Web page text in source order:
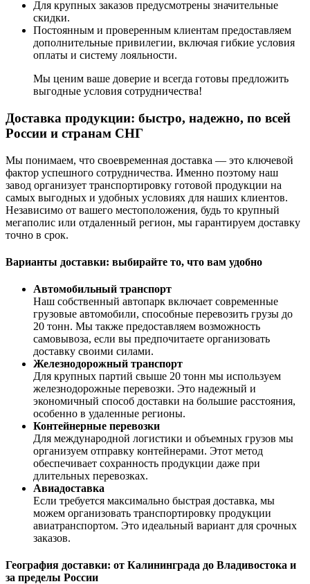
Для крупных заказов предусмотрены значительные
скидки.
Постоянным и проверенным клиентам предоставляем
дополнительные привилегии, включая гибкие условия
оплаты и систему лояльности.
Мы ценим ваше доверие и всегда готовы предложить
выгодные условия сотрудничества!
Доставка продукции: быстро, надежно, по всей
России и странам СНГ
Мы понимаем, что своевременная доставка — это ключевой
фактор успешного сотрудничества. Именно поэтому наш
завод организует транспортировку готовой продукции на
самых выгодных и удобных условиях для наших клиентов.
Независимо от вашего местоположения, будь то крупный
мегаполис или отдаленный регион, мы гарантируем доставку
точно в срок.
Варианты доставки: выбирайте то, что вам удобно
Автомобильный транспорт
Наш собственный автопарк включает современные
грузовые автомобили, способные перевозить грузы до
20 тонн. Мы также предоставляем возможность
самовывоза, если вы предпочитаете организовать
доставку своими силами.
Железнодорожный транспорт
Для крупных партий свыше 20 тонн мы используем
железнодорожные перевозки. Это надежный и
экономичный способ доставки на большие расстояния,
особенно в удаленные регионы.
Контейнерные перевозки
Для международной логистики и объемных грузов мы
организуем отправку контейнерами. Этот метод
обеспечивает сохранность продукции даже при
длительных перевозках.
Авиадоставка
Если требуется максимально быстрая доставка, мы
можем организовать транспортировку продукции
авиатранспортом. Это идеальный вариант для срочных
заказов.
География доставки: от Калининграда до Владивостока и
за пределы России